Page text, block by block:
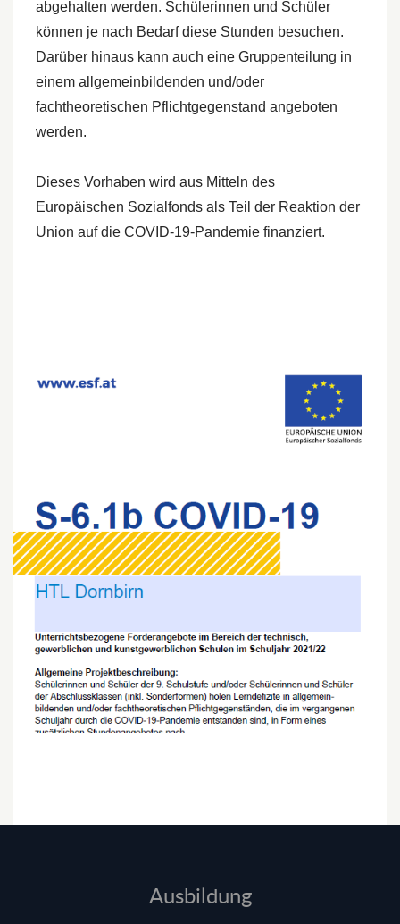
abgehalten werden. Schülerinnen und Schüler
können je nach Bedarf diese Stunden besuchen.
Darüber hinaus kann auch eine Gruppenteilung in
einem allgemeinbildenden und/oder
fachtheoretischen Pflichtgegenstand angeboten
werden.
Dieses Vorhaben wird aus Mitteln des
Europäischen Sozialfonds als Teil der Reaktion der
Union auf die COVID-19-Pandemie finanziert.
Ausbildung